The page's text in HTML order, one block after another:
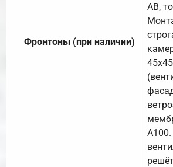
Фронтоны (при наличии)
АВ,